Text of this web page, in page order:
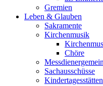
Gremien
Leben & Glauben
Sakramente
Kirchenmusik
Chöre
Sachausschüsse
Kindertagesstätten